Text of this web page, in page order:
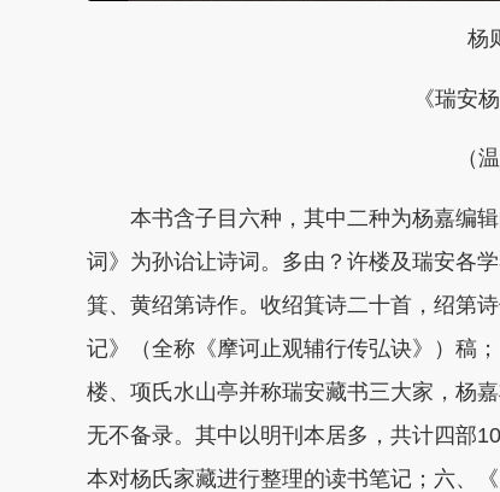
杨
《瑞安
（
本书含子目六种，其中二种为杨嘉编
词》为孙诒让诗词。多由？许楼及瑞安各
箕、黄绍第诗作。收绍箕诗二十首，绍第
记》（全称《摩诃止观辅行传弘诀》）稿
楼、项氏水山亭并称瑞安藏书三大家，杨
无不备录。其中以明刊本居多，共计四部
本对杨氏家藏进行整理的读书笔记；六、